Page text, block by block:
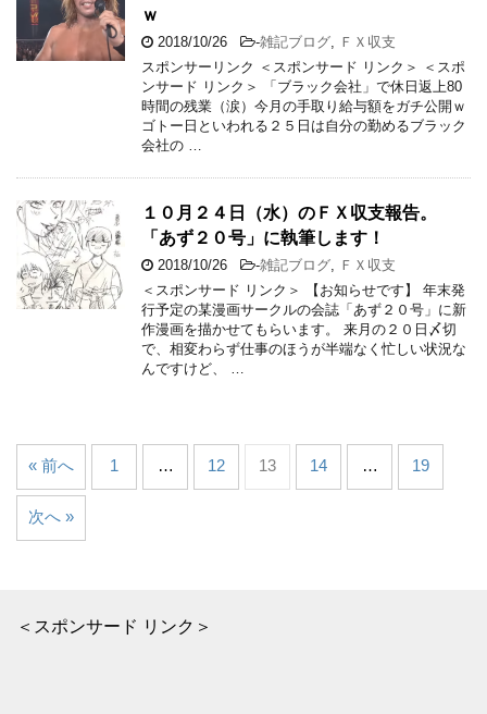
ｗ
2018/10/26 -雑記ブログ
ＦＸ収支
スポンサーリンク ＜スポンサード リンク＞ ＜スポ
ンサード リンク＞ 「ブラック会社」で休日返上80
時間の残業（涙）今月の手取り給与額をガチ公開ｗ
ゴトー日といわれる２５日は自分の勤めるブラック
会社の …
１０月２４日（水）のＦＸ収支報告。
「あず２０号」に執筆します！
2018/10/26 -雑記ブログ
ＦＸ収支
＜スポンサード リンク＞ 【お知らせです】 年末発
行予定の某漫画サークルの会誌「あず２０号」に新
作漫画を描かせてもらいます。 来月の２０日〆切
で、相変わらず仕事のほうが半端なく忙しい状況な
んですけど、 …
« 前へ 1 … 12 13 14 … 19
次へ »
＜スポンサード リンク＞